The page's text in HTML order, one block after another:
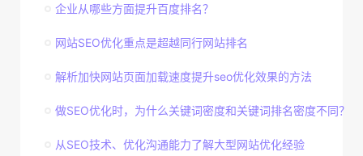
企业从哪些方面提升百度排名？
网站SEO优化重点是超越同行网站排名
解析加快网站页面加载速度提升seo优化效果的方法
做SEO优化时，为什么关键词密度和关键词排名密度不同？
从SEO技术、优化沟通能力了解大型网站优化经验